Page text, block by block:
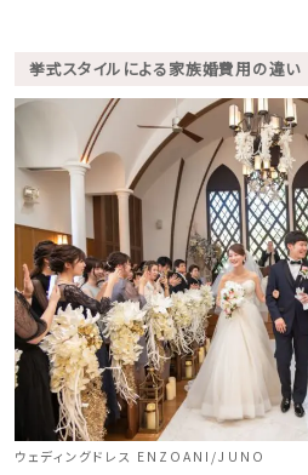
挙式スタイルによる家族婚費用の違い
ウェディングドレス ENZOANI/JUNO